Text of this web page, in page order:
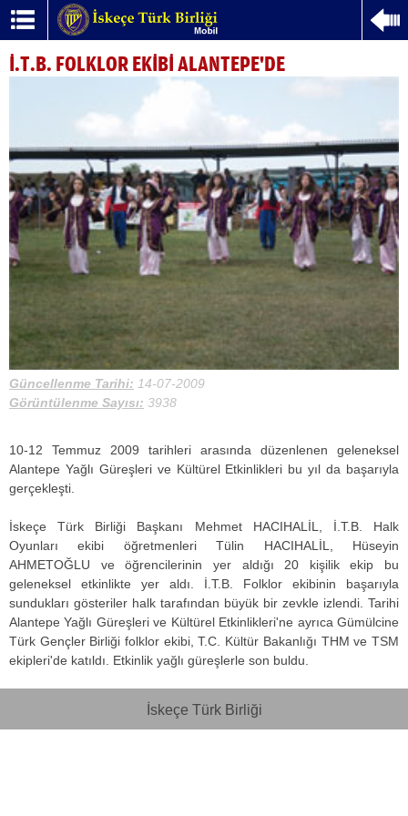
İ.T.B. FOLKLOR EKİBİ ALANTEPE'DE
Güncellenme Tarihi: 14-07-2009
Görüntülenme Sayısı: 3938
10-12 Temmuz 2009 tarihleri arasında düzenlenen geleneksel
Alantepe Yağlı Güreşleri ve Kültürel Etkinlikleri bu yıl da başarıyla
gerçekleşti.
İskeçe Türk Birliği Başkanı Mehmet HACIHALİL, İ.T.B. Halk
Oyunları ekibi öğretmenleri Tülin HACIHALİL, Hüseyin
AHMETOĞLU ve öğrencilerinin yer aldığı 20 kişilik ekip bu
geleneksel etkinlikte yer aldı. İ.T.B. Folklor ekibinin başarıyla
sundukları gösteriler halk tarafından büyük bir zevkle izlendi. Tarihi
Alantepe Yağlı Güreşleri ve Kültürel Etkinlikleri'ne ayrıca Gümülcine
Türk Gençler Birliği folklor ekibi, T.C. Kültür Bakanlığı THM ve TSM
ekipleri'de katıldı. Etkinlik yağlı güreşlerle son buldu.
İskeçe Türk Birliği